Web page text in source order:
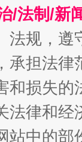
今
/法制/新
法规，
承担法
和损失
法律和
站中的